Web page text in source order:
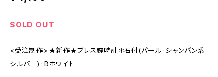
SOLD OUT
<受注制作>★新作★ブレス腕時計＊石付(パール･シャンパン系
シルバー)･Bホワイト